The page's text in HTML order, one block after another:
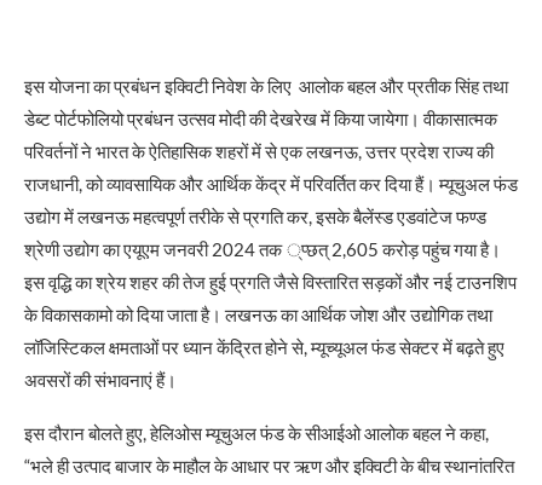
इस योजना का प्रबंधन इक्विटी निवेश के लिए आलोक बहल और प्रतीक सिंह तथा
डेब्ट पोर्टफोलियो प्रबंधन उत्सव मोदी की देखरेख में किया जायेगा। वीकासात्मक
परिवर्तनों ने भारत के ऐतिहासिक शहरों में से एक लखनऊ, उत्तर प्रदेश राज्य की
राजधानी, को व्यावसायिक और आर्थिक केंद्र में परिवर्तित कर दिया हैं। म्यूचुअल फंड
उद्योग में लखनऊ महत्वपूर्ण तरीके से प्रगति कर, इसके बैलेंस्ड एडवांटेज फण्ड
श्रेणी उद्योग का एयूएम जनवरी 2024 तक ्प्छत् 2,605 करोड़ पहुंच गया है।
इस वृद्धि का श्रेय शहर की तेज हुई प्रगति जैसे विस्तारित सड़कों और नई टाउनशिप
के विकासकामो को दिया जाता है। लखनऊ का आर्थिक जोश और उद्योगिक तथा
लॉजिस्टिकल क्षमताओं पर ध्यान केंद्रित होने से, म्यूच्यूअल फंड सेक्टर में बढ़ते हुए
अवसरों की संभावनाएं हैं।
इस दौरान बोलते हुए, हेलिओस म्यूचुअल फंड के सीआईओ आलोक बहल ने कहा,
“भले ही उत्पाद बाजार के माहौल के आधार पर ऋण और इक्विटी के बीच स्थानांतरित